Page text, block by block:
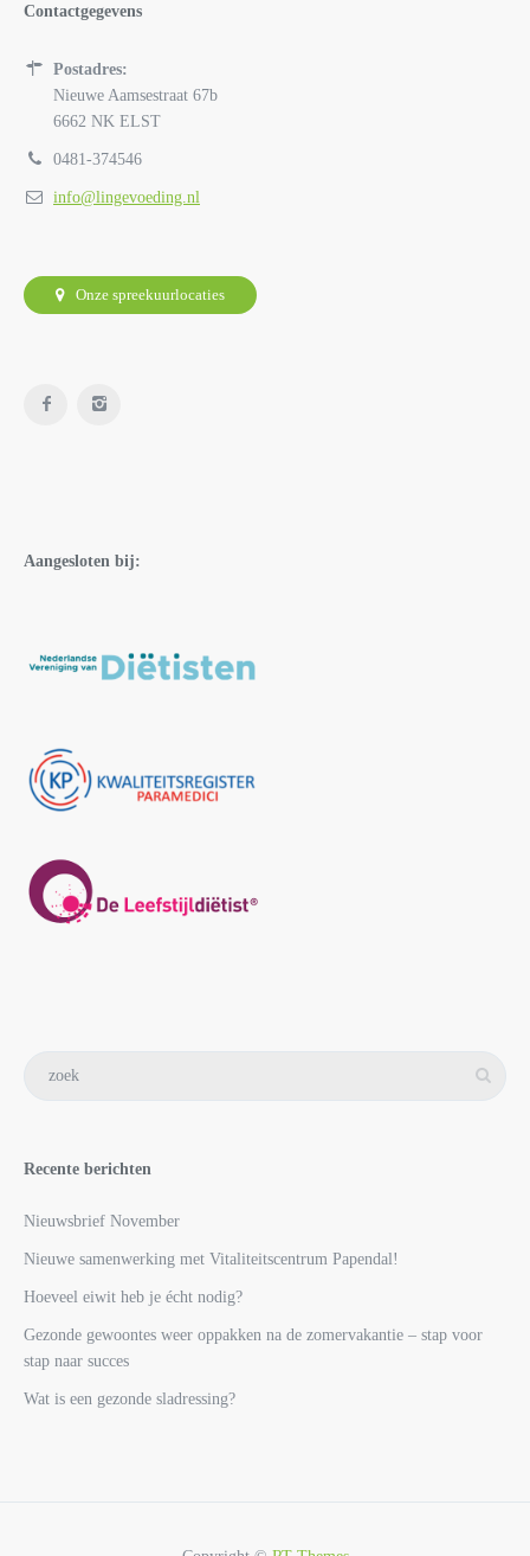
Contactgegevens
Postadres:
Nieuwe Aamsestraat 67b
6662 NK ELST
0481-374546
info@lingevoeding.nl
Onze spreekuurlocaties
Aangesloten bij:
Recente berichten
Nieuwsbrief November
Nieuwe samenwerking met Vitaliteitscentrum Papendal!
Hoeveel eiwit heb je écht nodig?
Gezonde gewoontes weer oppakken na de zomervakantie – stap voor
stap naar succes
Wat is een gezonde sladressing?